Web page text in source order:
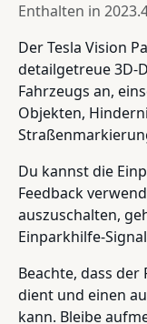
Enthalten in
Der Tesla Vision
detailgetreue 3D-
Fahrzeugs an,
Objekten,
Du kannst die
Feedback
auszuschalten,
Einparkhilfe-
Beachte, dass
dient und einen
kann. Bleibe